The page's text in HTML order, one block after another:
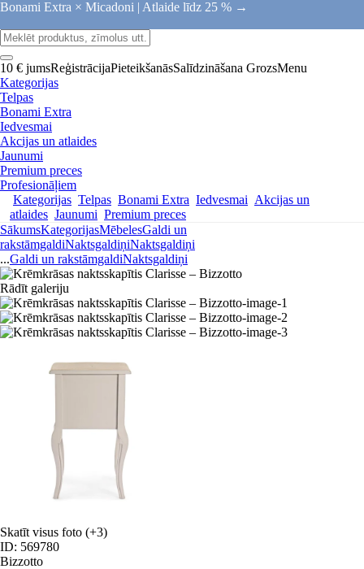
Bonami Extra × Micadoni | Atlaide līdz 25 % →
10 € jumsReģistrācijaPieteikšanāsSalīdzināšana GrozsMenu
Kategorijas
Telpas
Bonami Extra
Iedvesmai
Akcijas un atlaides
Jaunumi
Premium preces
Profesionāļiem
Kategorijas Telpas Bonami Extra Iedvesmai Akcijas un
atlaides Jaunumi Premium preces
SākumsKategorijasMēbelesGaldi un
rakstāmgaldiNaktsgaldiņiNaktsgaldiņi
...Galdi un rakstāmgaldiNaktsgaldiņi
Rādīt galeriju
Skatīt visus foto (+3)
ID: 569780
Bizzotto